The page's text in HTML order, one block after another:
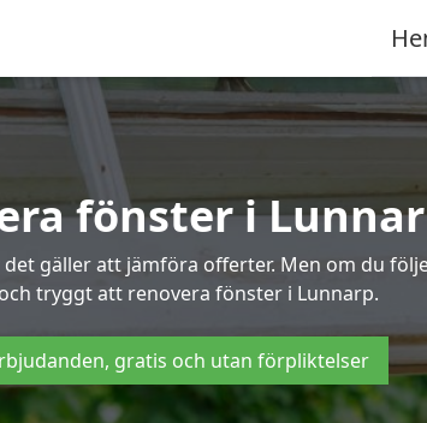
fönster i
gäller att jämföra offerter. Men om du
tryggt att renovera fönster i Lunnarp.
gratis och utan förpliktelser